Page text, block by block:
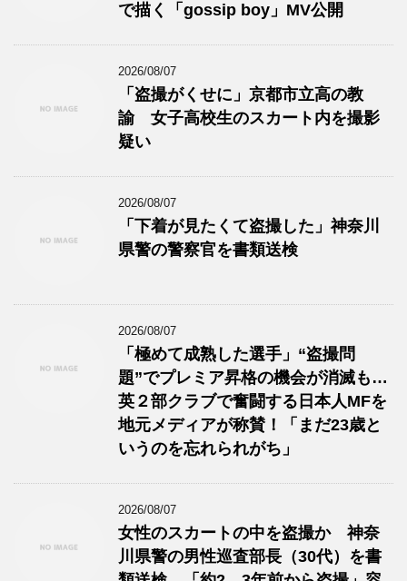
で描く「gossip boy」MV公開
2026/08/07
「盗撮がくせに」京都市立高の教
諭 女子高校生のスカート内を撮影
疑い
2026/08/07
「下着が見たくて盗撮した」神奈川
県警の警察官を書類送検
2026/08/07
「極めて成熟した選手」“盗撮問
題”でプレミア昇格の機会が消滅も…
英２部クラブで奮闘する日本人MFを
地元メディアが称賛！「まだ23歳と
いうのを忘れられがち」
2026/08/07
女性のスカートの中を盗撮か 神奈
川県警の男性巡査部長（30代）を書